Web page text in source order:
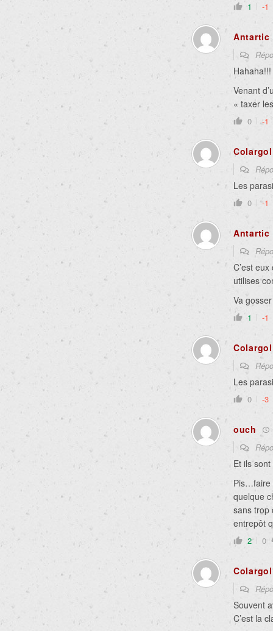
1 -1
Antartic
Hahaha!!!
Venant
« taxer
0 -1
Les
0 -1
Antartic
C’est
utilises
Va
1 -1
Les
0 -3
ouch
Et ils
Pis…faire
quelque
sans trop
entrepôt
2 0
Souvent
C’est la